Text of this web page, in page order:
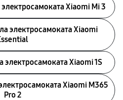
Xiaomi Mi 3
электросамоката Xiaomi
электросамоката Xiaomi 1S
Xiaomi M365
Pro 2